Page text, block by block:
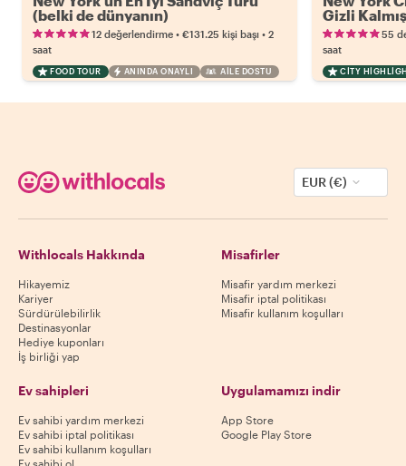
(belki de dünyanın)
12 değerlendirme • €131.25 kişi başı • 2
saat
FOOD TOUR ANINDA ONAYLI AILE DOSTU
Gizli
Manhattan
55
saat
CITY
EUR (€)
Withlocals Hakkında
Hikayemiz
Kariyer
Sürdürülebilirlik
Destinasyonlar
Hediye kuponları
İş birliği yap
Misafirler
Misafir yardım merkezi
Misafir iptal politikası
Misafir kullanım koşulları
Ev sahipleri
Ev sahibi yardım merkezi
Ev sahibi iptal politikası
Ev sahibi kullanım koşulları
Ev sahibi ol
Uygulamamızı indir
App Store
Google Play Store